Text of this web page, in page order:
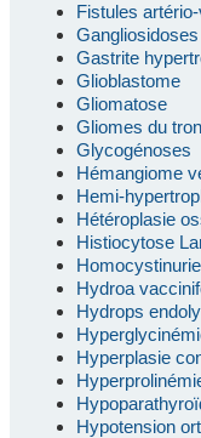
Fistules
Gastrite
Glioblastome
Gliomatose
Gliomes du
Glycogénoses
Hémangiome
Hemi-
Hétéroplasie
Histiocytose
Hydroa
Hydrops
Hyperplasie
Hypotension